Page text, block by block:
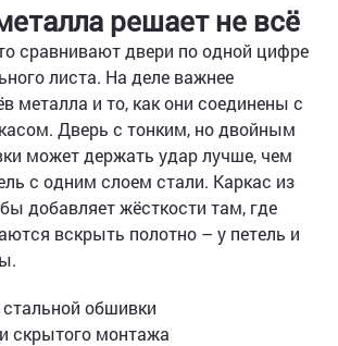
решает не всё
сравнивают двери по одной цифре
листа. На деле важнее
металла и то, как они соединены с
Дверь с тонким, но двойным
может держать удар лучше, чем
с одним слоем стали. Каркас из
добавляет жёсткости там, где
вскрыть полотно – у петель и
обшивки
скрытого монтажа